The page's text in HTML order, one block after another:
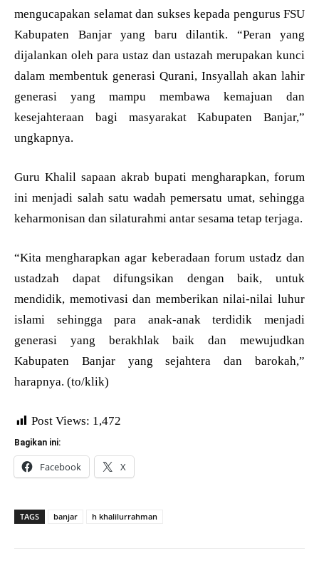
mengucapakan selamat dan sukses kepada pengurus FSU
Kabupaten Banjar yang baru dilantik. “Peran yang
dijalankan oleh para ustaz dan ustazah merupakan kunci
dalam membentuk generasi Qurani, Insyallah akan lahir
generasi yang mampu membawa kemajuan dan
kesejahteraan bagi masyarakat Kabupaten Banjar,”
ungkapnya.
Guru Khalil sapaan akrab bupati mengharapkan, forum
ini menjadi salah satu wadah pemersatu umat, sehingga
keharmonisan dan silaturahmi antar sesama tetap terjaga.
“Kita mengharapkan agar keberadaan forum ustadz dan
ustadzah dapat difungsikan dengan baik, untuk
mendidik, memotivasi dan memberikan nilai-nilai luhur
islami sehingga para anak-anak terdidik menjadi
generasi yang berakhlak baik dan mewujudkan
Kabupaten Banjar yang sejahtera dan barokah,”
harapnya. (to/klik)
Post Views: 1,472
Bagikan ini:
Facebook X
TAGS banjar h khalilurrahman